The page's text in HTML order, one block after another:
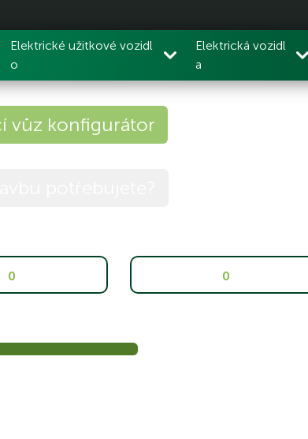
Elektrické užitkové vozidl
o
Elektrická vozidl
a
vůz konfigurátor
0 0